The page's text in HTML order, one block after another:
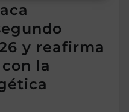
y reafirma
la